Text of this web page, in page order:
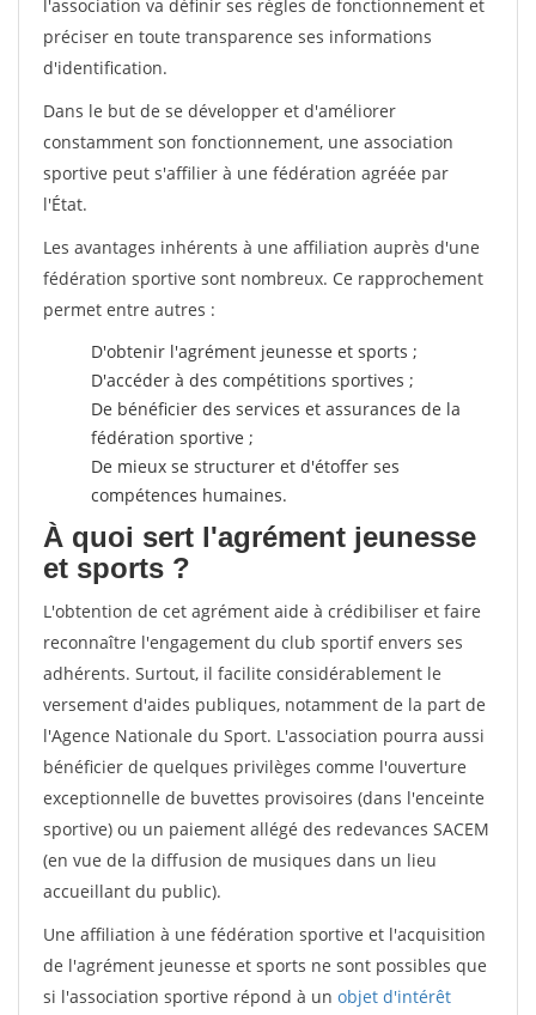
l'association va définir ses règles de fonctionnement et
préciser en toute transparence ses informations
d'identification.
Dans le but de se développer et d'améliorer
constamment son fonctionnement, une association
sportive peut s'affilier à une fédération agréée par
l'État.
Les avantages inhérents à une affiliation auprès d'une
fédération sportive sont nombreux. Ce rapprochement
permet entre autres :
D'obtenir l'agrément jeunesse et sports ;
D'accéder à des compétitions sportives ;
De bénéficier des services et assurances de la
fédération sportive ;
De mieux se structurer et d'étoffer ses
compétences humaines.
À quoi sert l'agrément jeunesse
et sports ?
L'obtention de cet agrément aide à crédibiliser et faire
reconnaître l'engagement du club sportif envers ses
adhérents. Surtout, il facilite considérablement le
versement d'aides publiques, notamment de la part de
l'Agence Nationale du Sport. L'association pourra aussi
bénéficier de quelques privilèges comme l'ouverture
exceptionnelle de buvettes provisoires (dans l'enceinte
sportive) ou un paiement allégé des redevances SACEM
(en vue de la diffusion de musiques dans un lieu
accueillant du public).
Une affiliation à une fédération sportive et l'acquisition
de l'agrément jeunesse et sports ne sont possibles que
si l'association sportive répond à un objet d'intérêt